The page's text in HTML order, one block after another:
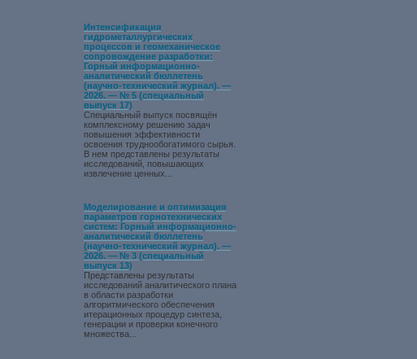
Интенсификация
гидрометаллургических
процессов и геомеханическое
сопровождение разработки:
Горный информационно-
аналитический бюллетень
(научно-технический журнал). —
2026. — № 5 (специальный
выпуск 17)
Специальный выпуск посвящён
комплексному решению задач
повышения эффективности
освоения труднообогатимого сырья.
В нем представлены результаты
исследований, повышающих
извлечение ценных...
Моделирование и оптимизация
параметров горнотехнических
систем: Горный информационно-
аналитический бюллетень
(научно-технический журнал). —
2026. — № 3 (специальный
выпуск 13)
Представлены результаты
исследований аналитического плана
в области разработки
алгоритмического обеспечения
итерационных процедур синтеза,
генерации и проверки конечного
множества...